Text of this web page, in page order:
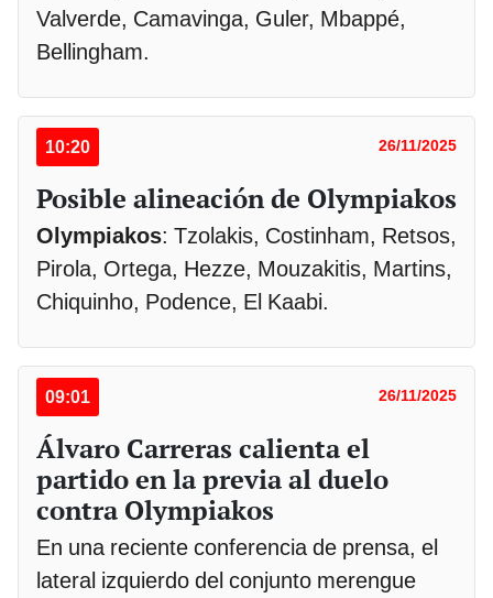
Valverde, Camavinga, Guler, Mbappé,
Bellingham.
10:20 26/11/2025
Posible alineación de Olympiakos
Olympiakos: Tzolakis, Costinham, Retsos,
Pirola, Ortega, Hezze, Mouzakitis, Martins,
Chiquinho, Podence, El Kaabi.
09:01 26/11/2025
Álvaro Carreras calienta el
partido en la previa al duelo
contra Olympiakos
En una reciente conferencia de prensa, el
lateral izquierdo del conjunto merengue